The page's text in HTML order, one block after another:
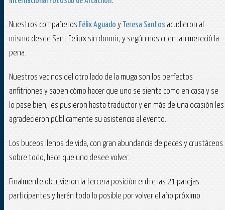
Nuestros compañeros Félix Aguado y Teresa Santos acudieron al
mismo desde Sant Feliux sin dormir, y según nos cuentan mereció la
pena.
Nuestros vecinos del otro lado de la muga son los perfectos
anfitriones y saben cómo hacer que uno se sienta como en casa y se
lo pase bien, les pusieron hasta traductor y en más de una ocasión les
agradecieron públicamente su asistencia al evento.
Los buceos llenos de vida, con gran abundancia de peces y crustáceos
sobre todo, hace que uno desee volver.
Finalmente obtuvieron la tercera posición entre las 21 parejas
participantes y harán todo lo posible por volver el año próximo.